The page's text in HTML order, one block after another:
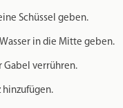
Schüssel geben.
in die Mitte geben.
Gabel verrühren.
hinzufügen.